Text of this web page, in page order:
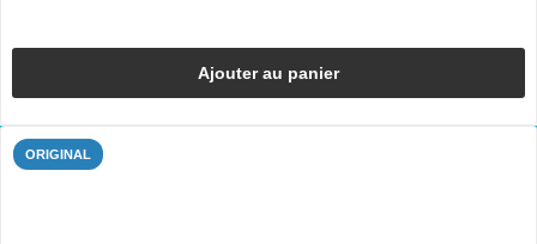
Ajouter au panier
ORIGINAL